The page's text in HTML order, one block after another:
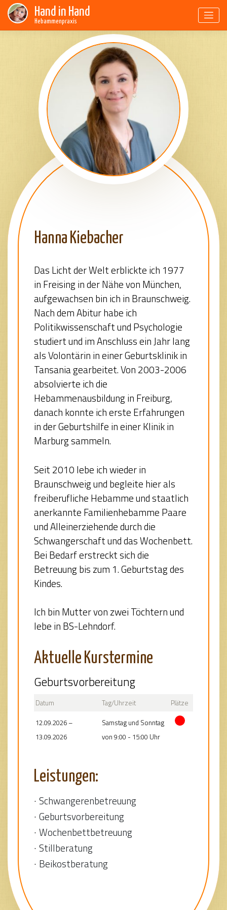
Skip
to
content
Hand in Hand
Hebammenpraxis
Hanna Kiebacher
Das Licht der Welt erblickte ich 1977
in Freising in der Nähe von München,
aufgewachsen bin ich in Braunschweig.
Nach dem Abitur habe ich
Politikwissenschaft und Psychologie
studiert und im Anschluss ein Jahr lang
als Volontärin in einer Geburtsklinik in
Tansania gearbeitet. Von 2003-2006
absolvierte ich die
Hebammenausbildung in Freiburg,
danach konnte ich erste Erfahrungen
in der Geburtshilfe in einer Klinik in
Marburg sammeln.
Seit 2010 lebe ich wieder in
Braunschweig und begleite hier als
freiberufliche Hebamme und staatlich
anerkannte Familienhebamme Paare
und Alleinerziehende durch die
Schwangerschaft und das Wochenbett.
Bei Bedarf erstreckt sich die
Betreuung bis zum 1. Geburtstag des
Kindes.
Ich bin Mutter von zwei Töchtern und
lebe in BS-Lehndorf.
Aktuelle Kurstermine
Geburtsvorbereitung
Datum Tag/Uhrzeit
Plätze
12.09.2026 –
13.09.2026
Samstag und Sonntag
von 9:00 - 15:00 Uhr
Leistungen:
Schwangerenbetreuung
Geburtsvorbereitung
Wochenbettbetreuung
Stillberatung
Beikostberatung